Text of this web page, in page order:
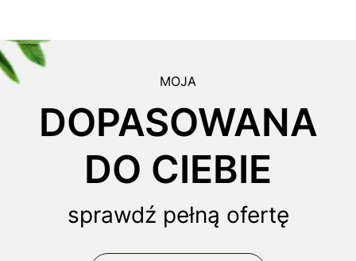
MOJA
DOPASOWANA
DO CIEBIE
sprawdź pełną ofertę